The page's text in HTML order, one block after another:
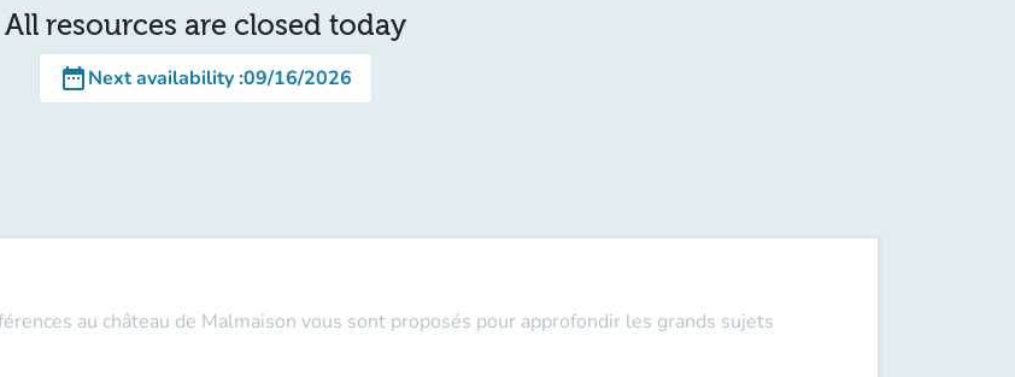
All resources are closed today
date_rangeNext availability:09/16/2026
au château de Malmaison vous sont proposés pour approfondir les grands sujets